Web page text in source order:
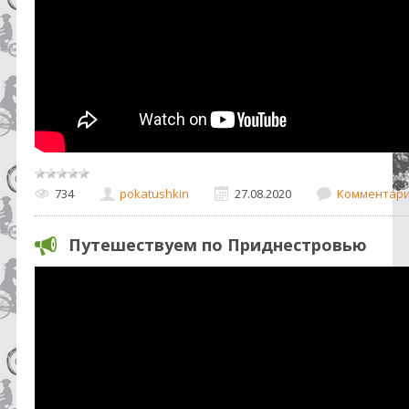
734 pokatushkin 27.08.2020
Путешествуем по Приднестровью